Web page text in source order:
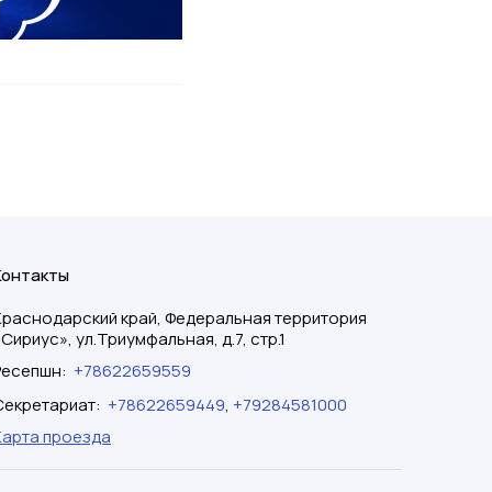
край, Федеральная территория
ул.Триумфальная, д.7, стр.1
: +78622659559
: +78622659449, +79284581000
проезда